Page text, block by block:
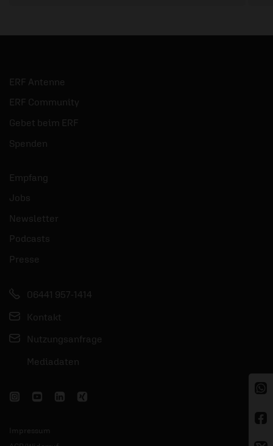
ERF Antenne
ERF Community
Gebet beim ERF
Spenden
Empfang
Jobs
Newsletter
Podcasts
Presse
06441 957-1414
Kontakt
Nutzungsanfrage
Mediadaten
Impressum